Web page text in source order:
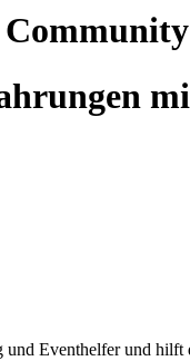
Eventhelfer und hilft